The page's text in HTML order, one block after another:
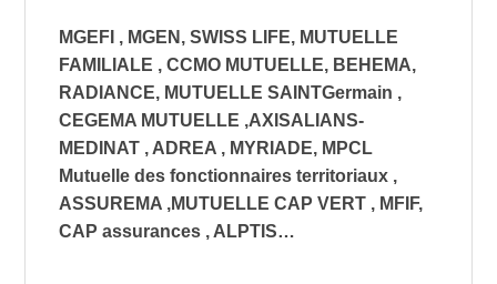
MGEFI , MGEN, SWISS LIFE, MUTUELLE
FAMILIALE , CCMO MUTUELLE, BEHEMA,
RADIANCE, MUTUELLE SAINTGermain ,
CEGEMA MUTUELLE ,AXISALIANS-
MEDINAT , ADREA , MYRIADE, MPCL
Mutuelle des fonctionnaires territoriaux ,
ASSUREMA ,MUTUELLE CAP VERT , MFIF,
CAP assurances , ALPTIS…